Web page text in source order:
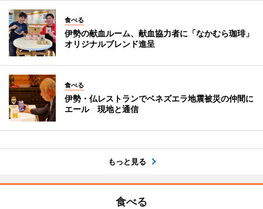
食べる
伊勢の献血ルーム、献血協力者に「なかむら珈琲」
オリジナルブレンド進呈
食べる
伊勢・仏レストランでベネズエラ地震被災の仲間に
エール 現地と通信
もっと見る
食べる